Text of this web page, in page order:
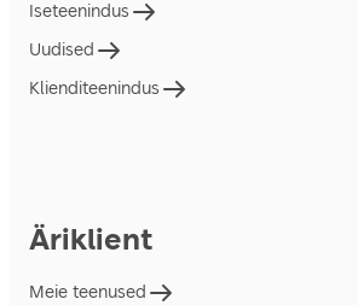
Iseteenindus
Uudised
Klienditeenindus
Äriklient
Meie teenused